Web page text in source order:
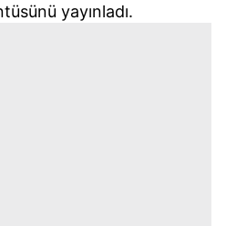
yayınladı.